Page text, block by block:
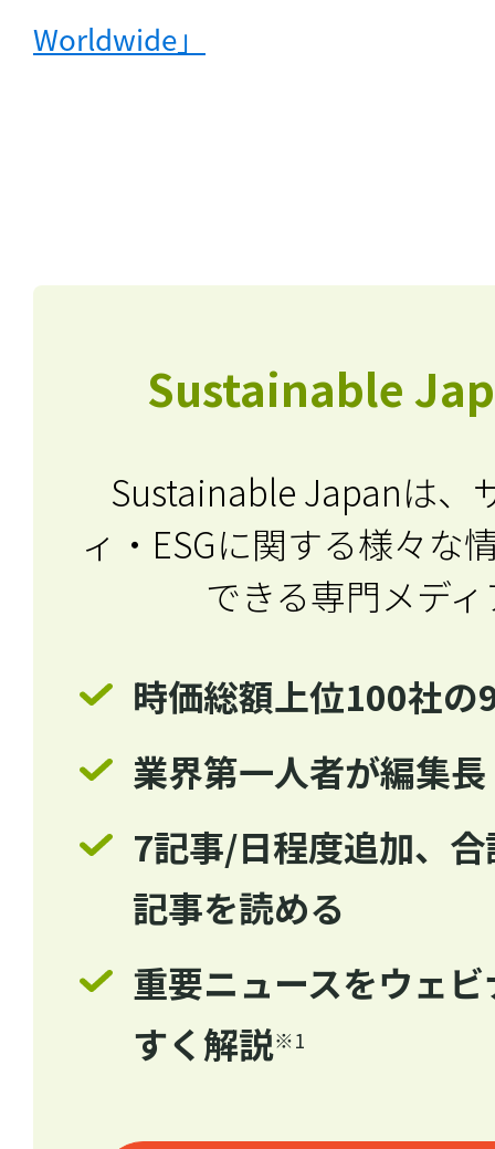
Worldwide」
Sustainable
Sustainable Japanは、
ィ・ESGに関する様々な
できる専門メデ
時価総額上位100社
業界第一人者が編集長
7記事/日程度追加、
記事を読める
重要ニュースをウェ
すく解説※1